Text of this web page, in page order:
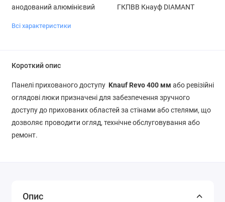
анодований алюмінієвий ГКПВВ Кнауф DIAMANT
Всі характеристики
Короткий опис
Панелі прихованого доступу Knauf Revo 400 мм або ревізійні
оглядові люки призначені для забезпечення зручного
доступу до прихованих областей за стінами або стелями, що
дозволяє проводити огляд, технічне обслуговування або
ремонт.
Опис